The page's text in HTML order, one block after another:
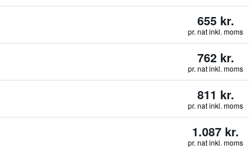
655 kr.
pr. nat inkl. moms
762 kr.
pr. nat inkl. moms
811 kr.
pr. nat inkl. moms
1.087 kr.
pr. nat inkl. moms